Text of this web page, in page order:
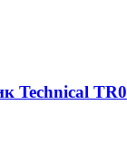
Technical